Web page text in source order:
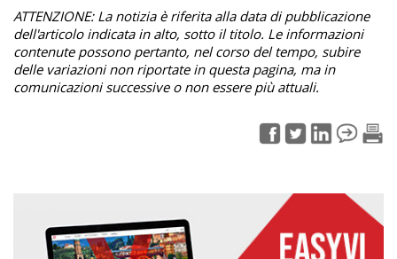
ATTENZIONE: La notizia è riferita alla data di pubblicazione
dell'articolo indicata in alto, sotto il titolo. Le informazioni
contenute possono pertanto, nel corso del tempo, subire
delle variazioni non riportate in questa pagina, ma in
comunicazioni successive o non essere più attuali.